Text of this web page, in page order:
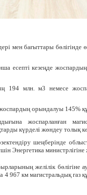
мен бағыттары бөлігінде
есепті кезеңде
194 млн. м3 немесе
орындалуы 145%
жоспарланған
күрделі жөндеу толық
шеңберінде
Энергетика министрлігіне
желілік бөлігіне
4 967 км магистральдық газ